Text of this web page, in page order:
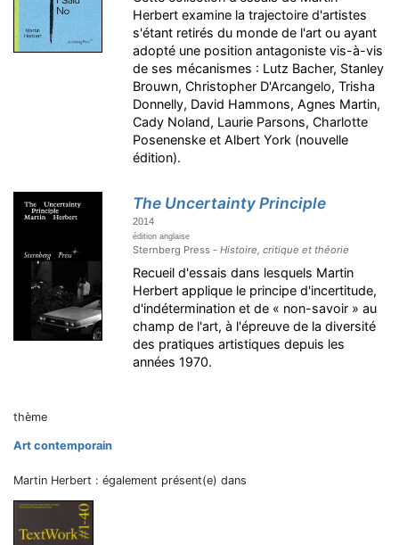
Herbert examine la trajectoire d'artistes
s'étant retirés du monde de l'art ou ayant
adopté une position antagoniste vis-à-vis
de ses mécanismes : Lutz Bacher, Stanley
Brouwn, Christopher D'Arcangelo, Trisha
Donnelly, David Hammons, Agnes Martin,
Cady Noland, Laurie Parsons, Charlotte
Posenenske et Albert York (nouvelle
édition).
The Uncertainty Principle
2014
édition anglaise
Sternberg Press -Histoire, critique et théorie
Recueil d'essais dans lesquels Martin
Herbert applique le principe d'incertitude,
d'indétermination et de « non-savoir » au
champ de l'art, à l'épreuve de la diversité
des pratiques artistiques depuis les
années 1970.
thème
Art contemporain
Martin Herbert : également présent(e) dans